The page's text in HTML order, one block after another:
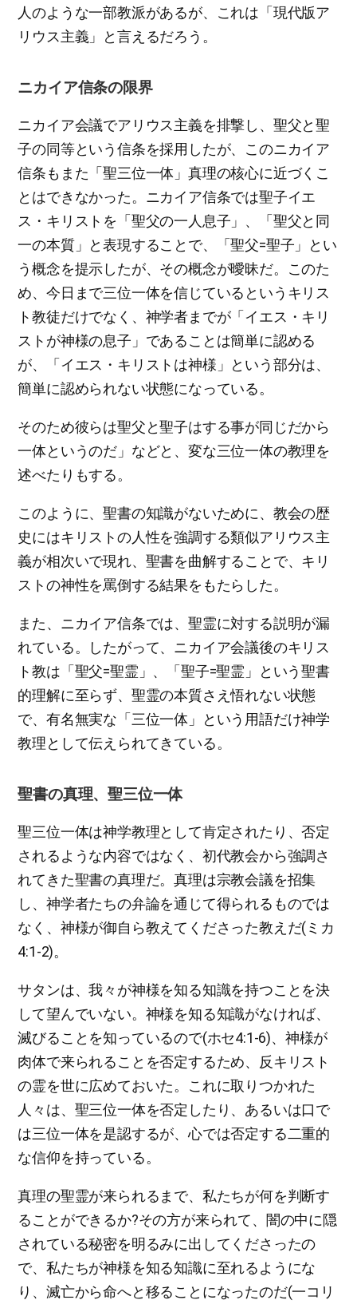
人のような一部教派があるが、これは「現代版ア
リウス主義」と言えるだろう。
ニカイア信条の限界
ニカイア会議でアリウス主義を排撃し、聖父と聖
子の同等という信条を採用したが、このニカイア
信条もまた「聖三位一体」真理の核心に近づくこ
とはできなかった。ニカイア信条では聖子イエ
ス・キリストを「聖父の一人息子」、「聖父と同
一の本質」と表現することで、「聖父=聖子」とい
う概念を提示したが、その概念が曖昧だ。このた
め、今日まで三位一体を信じているというキリス
ト教徒だけでなく、神学者までが「イエス・キリ
ストが神様の息子」であることは簡単に認める
が、「イエス・キリストは神様」という部分は、
簡単に認められない状態になっている。
そのため彼らは聖父と聖子はする事が同じだから
一体というのだ」などと、変な三位一体の教理を
述べたりもする。
このように、聖書の知識がないために、教会の歴
史にはキリストの人性を強調する類似アリウス主
義が相次いで現れ、聖書を曲解することで、キリ
ストの神性を罵倒する結果をもたらした。
また、ニカイア信条では、聖霊に対する説明が漏
れている。したがって、ニカイア会議後のキリス
ト教は「聖父=聖霊」、「聖子=聖霊」という聖書
的理解に至らず、聖霊の本質さえ悟れない状態
で、有名無実な「三位一体」という用語だけ神学
教理として伝えられてきている。
聖書の真理、聖三位一体
聖三位一体は神学教理として肯定されたり、否定
されるような内容ではなく、初代教会から強調さ
れてきた聖書の真理だ。真理は宗教会議を招集
し、神学者たちの弁論を通じて得られるものでは
なく、神様が御自ら教えてくださった教えだ(ミカ
4:1-2)。
サタンは、我々が神様を知る知識を持つことを決
して望んでいない。神様を知る知識がなければ、
滅びることを知っているので(ホセ4:1-6)、神様が
肉体で来られることを否定するため、反キリスト
の霊を世に広めておいた。これに取りつかれた
人々は、聖三位一体を否定したり、あるいは口で
は三位一体を是認するが、心では否定する二重的
な信仰を持っている。
真理の聖霊が来られるまで、私たちが何を判断す
ることができるか?その方が来られて、闇の中に隠
されている秘密を明るみに出してくださったの
で、私たちが神様を知る知識に至れるようにな
り、滅亡から命へと移ることになったのだ(一コリ